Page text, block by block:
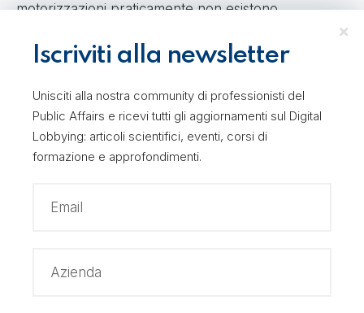
motorizzazioni praticamente non esistono.
Questi veicoli potrebbero esseremolto utili nella
fase di transizioneverso una mobilità elettrica a
zero emissioni. Ricordiamo che l’obiettivo primario
tipo di combustibili (e ancora di più il biometano)
Iscriviti alla newsletter
Unisciti alla nostra community di professionisti del
Public Affairs e ricevi tutti gli aggiornamenti sul Digital
Lobbying: articoli scientifici, eventi, corsi di
formazione e approfondimenti.